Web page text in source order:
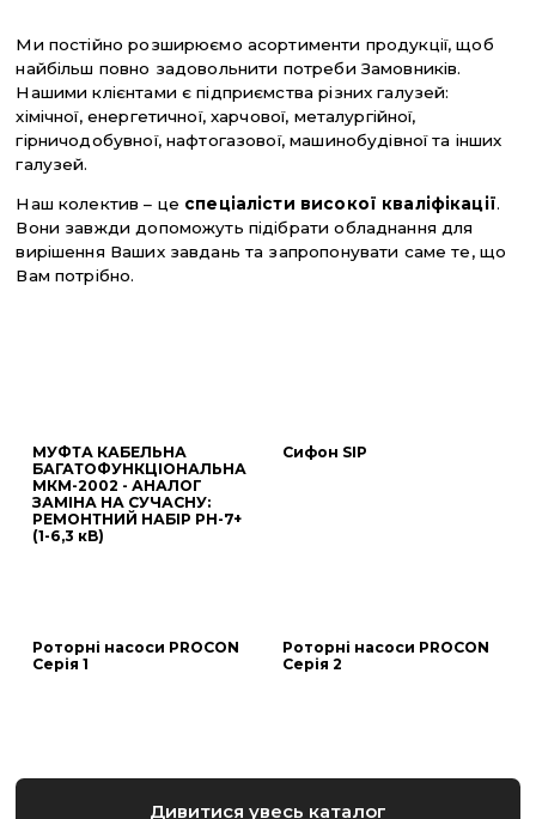
Ми постійно розширюємо асортименти продукції, щоб
найбільш повно задовольнити потреби Замовників.
Нашими клієнтами є підприємства різних галузей:
хімічної, енергетичної, харчової, металургійної,
гірничодобувної, нафтогазової, машинобудівної та інших
галузей.
Наш колектив – це спеціалісти високої кваліфікації.
Вони завжди допоможуть підібрати обладнання для
вирішення Ваших завдань та запропонувати саме те, що
Вам потрібно.
МУФТА КАБЕЛЬНА
БАГАТОФУНКЦІОНАЛЬНА
МКМ-2002 - АНАЛОГ
ЗАМІНА НА СУЧАСНУ:
РЕМОНТНИЙ НАБІР РН-7+
(1-6,3 кВ)
Сифон SIP
Роторні насоси PROCON
Серія 1
Роторні насоси PROCON
Серія 2
Дивитися увесь каталог